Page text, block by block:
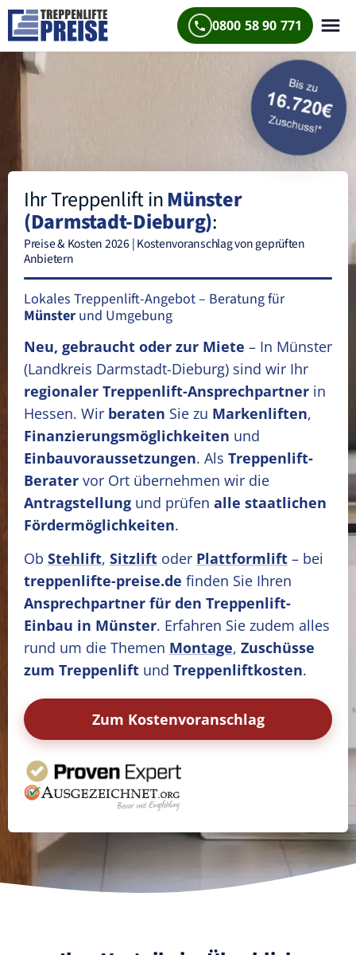
0800 58 90 771
Ihr Treppenlift inMünster
(Darmstadt-Dieburg):
Preise & Kosten 2026 | Kostenvoranschlag von geprüften
Anbietern
Lokales Treppenlift-Angebot – Beratung für
Münster und Umgebung
Neu, gebraucht oder zur Miete – In Münster
(Landkreis Darmstadt-Dieburg) sind wir Ihr
regionaler Treppenlift-Ansprechpartner in
Hessen. Wir beraten Sie zu Markenliften,
Finanzierungsmöglichkeiten und
Einbauvoraussetzungen. Als Treppenlift-
Berater vor Ort übernehmen wir die
Antragstellung und prüfen alle staatlichen
Fördermöglichkeiten.
Ob Stehlift, Sitzlift oder Plattformlift – bei
treppenlifte-preise.de finden Sie Ihren
Ansprechpartner für den Treppenlift-
Einbau in Münster. Erfahren Sie zudem alles
rund um die Themen Montage, Zuschüsse
zum Treppenlift und Treppenliftkosten.
Zum Kostenvoranschlag